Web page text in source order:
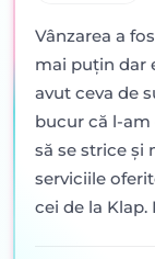
Vânzarea a
mai puţin dar
avut ceva de
bucur că l-am
să se strice
serviciile
cei de la